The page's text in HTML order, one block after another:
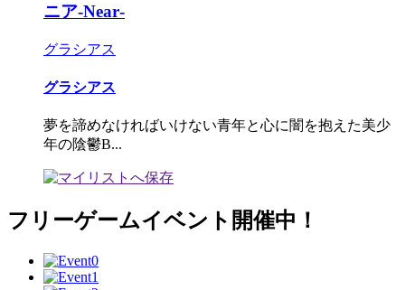
ニア‐Near‐
グラシアス
グラシアス
夢を諦めなければいけない青年と心に闇を抱えた美少
年の陰鬱B...
フリーゲームイベント開催中！